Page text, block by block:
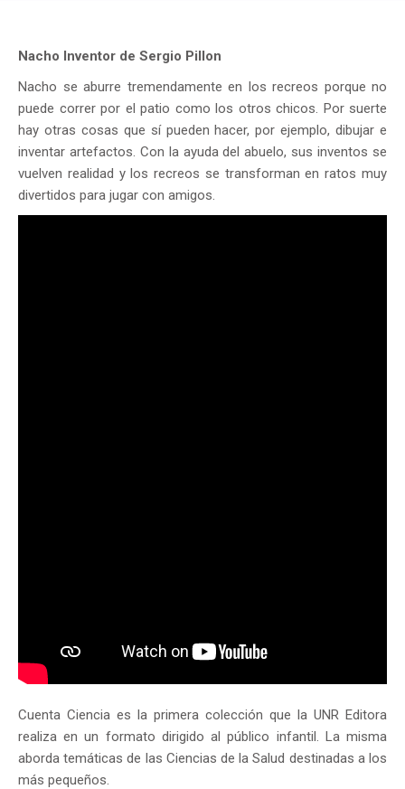
Nacho Inventor de Sergio Pillon
Nacho se aburre tremendamente en los recreos porque no
puede correr por el patio como los otros chicos. Por suerte
hay otras cosas que sí pueden hacer, por ejemplo, dibujar e
inventar artefactos. Con la ayuda del abuelo, sus inventos se
vuelven realidad y los recreos se transforman en ratos muy
divertidos para jugar con amigos.
Cuenta Ciencia es la primera colección que la UNR Editora
realiza en un formato dirigido al público infantil. La misma
aborda temáticas de las Ciencias de la Salud destinadas a los
más pequeños.